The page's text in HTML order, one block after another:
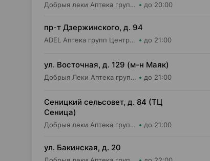
Добрыя леки Аптека групп Центр ООО Аптека №4 до 20:00
пр-т Дзержинского, д. 94
ADEL Аптека групп Центр ООО Аптека №94 до 21:00
ул. Восточная, д. 129 (м-н Маяк)
Добрыя Леки Аптека групп Центр ООО Аптека №21 до 21:00
Сеницкий сельсовет, д. 84 (ТЦ
Сеница)
Добрыя леки Аптека групп Центр ООО Аптека №111 до 21:00
ул. Бакинская, д. 20